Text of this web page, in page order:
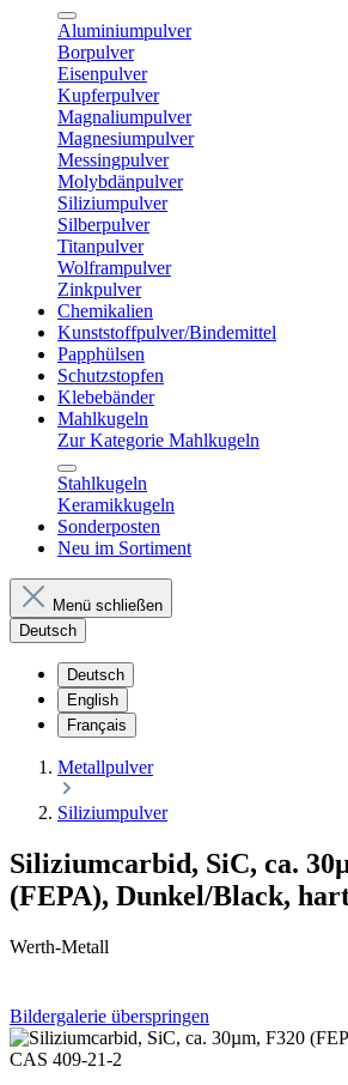
Aluminiumpulver
Borpulver
Eisenpulver
Kupferpulver
Magnaliumpulver
Magnesiumpulver
Messingpulver
Molybdänpulver
Siliziumpulver
Silberpulver
Titanpulver
Wolframpulver
Zinkpulver
Chemikalien
Kunststoffpulver/Bindemittel
Papphülsen
Schutzstopfen
Klebebänder
Mahlkugeln
Zur Kategorie Mahlkugeln
Stahlkugeln
Keramikkugeln
Sonderposten
Neu im Sortiment
Menü schließen
Deutsch
Deutsch
English
Français
Metallpulver
Siliziumpulver
Siliziumcarbid, SiC, ca.
(FEPA), Dunkel/Black,
Werth-Metall
Bildergalerie überspringen